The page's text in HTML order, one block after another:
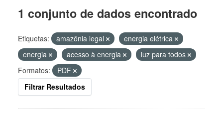
1 conjunto de dados encontrado
Etiquetas: amazônia legal
energia elétrica
energia
acesso à energia
luz para todos
Formatos:
PDF
Filtrar Resultados